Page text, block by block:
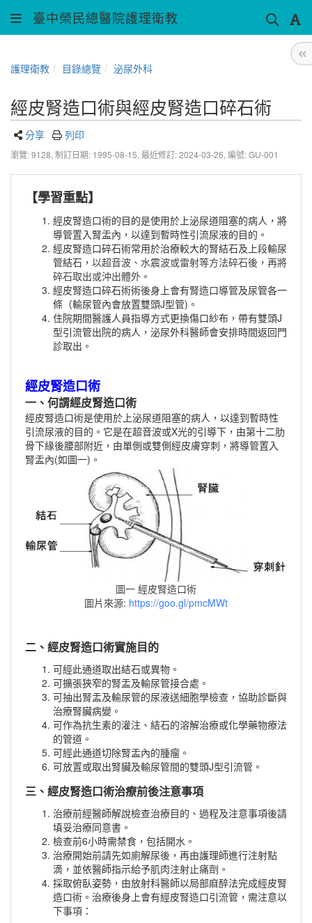
臺中榮民總醫院護理衛教
護理衛教 目錄總覽 泌尿外科
經皮腎造口術與經皮腎造口碎石術
分享 列印
瀏覽: 9128, 制訂日期: 1995-08-15, 最近修訂: 2024-03-26, 編號: GU-001
【學習重點】
經皮腎造口術的目的是使用於上泌尿道阻塞的病人，將
導管置入腎盂內，以達到暫時性引流尿液的目的。
經皮腎造口碎石術常用於治療較大的腎結石及上段輸尿
管結石， 以超音波、水震波或雷射等方法碎石後，再將
碎石取出或沖出體外 。
經皮腎造口碎石術術後身上會有腎造口導管及尿管各一
條（輸尿管內會放置雙頭J型管)。
住院期間醫護人員指導方式更換傷口紗布，帶有雙頭J
型引流管出院的病人，泌尿外科醫師會安排時間返回門
診取出。
經皮腎造口術
一、何謂經皮腎造口術
經皮腎造口術是使用於上泌尿道阻塞的病人，以達到暫時性
引流尿液的目的。它是在超音波或X光的引導下，由第十二肋
骨下緣後腰部附近，由單側或雙側經皮膚穿刺，將導管置入
腎盂內(如圖一)。
圖一 經皮腎造口術
圖片來源: https://goo.gl/pmcMWt
二、經皮腎造口術實施目的
可經此通道取出結石或異物。
可擴張狹窄的腎盂及輸尿管接合處。
可抽出腎盂及輸尿管的尿液送細胞學檢查，協助診斷與
治療腎臟病變。
可作為抗生素的灌注、結石的溶解治療或化學藥物療法
的管道。
可經此通道切除腎盂內的腫瘤。
可放置或取出腎臟及輸尿管間的雙頭J型引流管。
三、 經皮腎造口術治療前後注意事項
治療前經醫師解說檢查治療目的、過程及注意事項後請
填妥治療同意書。
檢查前6小時需禁食，包括開水。
治療開始前請先如廁解尿後，再由護理師進行注射點
滴，並依醫師指示給予肌肉注射止痛劑。
採取俯臥姿勢，由放射科醫師以局部麻醉法完成經皮腎
造口術。治療後身上會有經皮腎造口引流管，需注意以
下事項：